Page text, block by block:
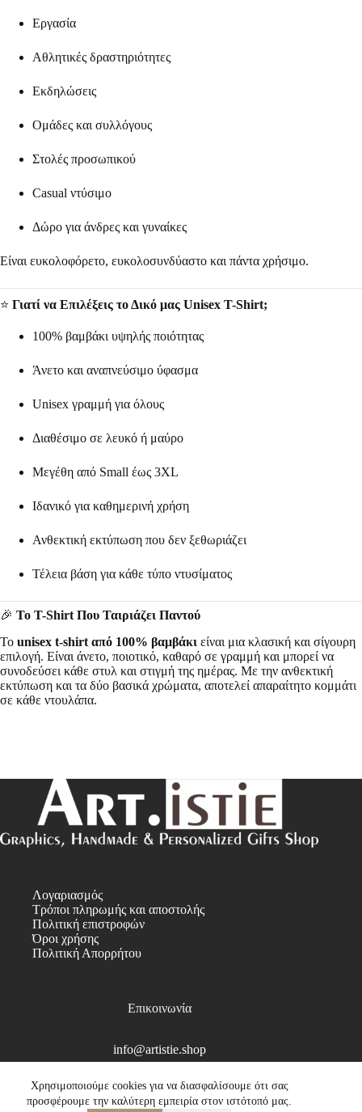
Χρησιμοποιούμε cookies για να διασφαλίσουμε ότι σας
προσφέρουμε την καλύτερη εμπειρία στον ιστότοπό μας.
Εργασία
Αθλητικές δραστηριότητες
Εκδηλώσεις
Ομάδες και συλλόγους
Στολές προσωπικού
Casual ντύσιμο
Δώρο για άνδρες και γυναίκες
Είναι ευκολοφόρετο, ευκολοσυνδύαστο και πάντα χρήσιμο.
⭐ Γιατί να Επιλέξεις το Δικό μας Unisex T-Shirt;
100% βαμβάκι υψηλής ποιότητας
Άνετο και αναπνεύσιμο ύφασμα
Unisex γραμμή για όλους
Διαθέσιμο σε λευκό ή μαύρο
Μεγέθη από Small έως 3XL
Ιδανικό για καθημερινή χρήση
Ανθεκτική εκτύπωση που δεν ξεθωριάζει
Τέλεια βάση για κάθε τύπο ντυσίματος
🎉 Το T-Shirt Που Ταιριάζει Παντού
Το unisex t-shirt από 100% βαμβάκι είναι μια κλασική και σίγουρη
επιλογή. Είναι άνετο, ποιοτικό, καθαρό σε γραμμή και μπορεί να
συνοδεύσει κάθε στυλ και στιγμή της ημέρας. Με την ανθεκτική
εκτύπωση και τα δύο βασικά χρώματα, αποτελεί απαραίτητο κομμάτι
σε κάθε ντουλάπα.
Λογαριασμός
Τρόποι πληρωμής και αποστολής
Πολιτική επιστροφών
Όροι χρήσης
Πολιτική Απορρήτου
Επικοινωνία
info@artistie.shop